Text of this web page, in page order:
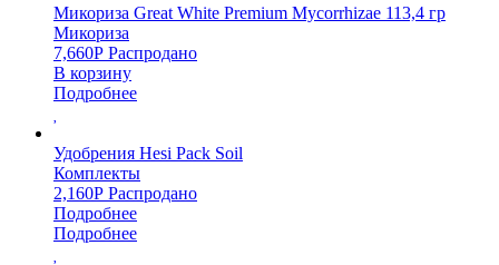
Микориза Great White Premium Mycorrhizae 113,4 гр
Микориза
7,660Р Распродано
В корзину
Подробнее
Удобрения Hesi Pack Soil
Комплекты
2,160Р Распродано
Подробнее
Подробнее